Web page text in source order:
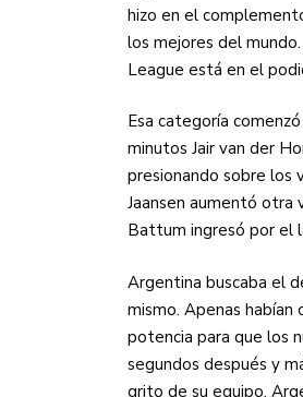
hizo en el
los mejores del
League está en el
Esa categoría
minutos Jair van der
presionando sobre los
Jaansen aumentó otra
Battum ingresó por el
Argentina buscaba el
mismo. Apenas
potencia para que los
segundos después y
grito de su equipo.